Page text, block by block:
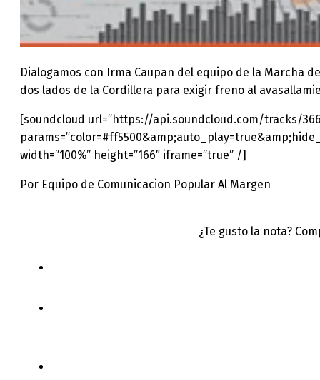
Dialogamos con Irma Caupan del equipo de la Marcha
dos lados de la Cordillera para exigir freno al
[soundcloud url=”https://api.soundcloud.com/tracks/
width=”100%” height=”166″ iframe=”true” /]
Por Equipo de Comunicacion Popular Al Margen
¿Te gusto la nota?